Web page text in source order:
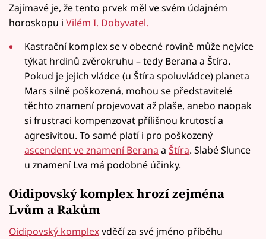
Zajímavé je, že tento prvek měl ve svém údajném
horoskopu i Vilém I. Dobyvatel.
Kastrační komplex se v obecné rovině může nejvíce
týkat hrdinů zvěrokruhu – tedy Berana a Štíra.
Pokud je jejich vládce (u Štíra spoluvládce) planeta
Mars silně poškozená, mohou se představitelé
těchto znamení projevovat až plaše, anebo naopak
si frustraci kompenzovat přílišnou krutostí a
agresivitou. To samé platí i pro poškozený
ascendent ve znamení Berana aŠtíra. Slabé Slunce
u znamení Lva má podobné účinky.
Oidipovský komplex hrozí zejména
Lvům a Rakům
Oidipovský komplexvděčí za své jméno příběhu